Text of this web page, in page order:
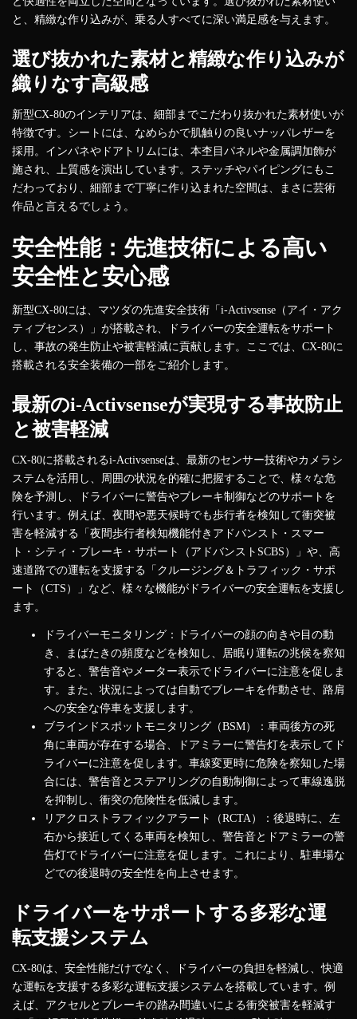
と、精緻な作り込みが、乗る人すべてに深い満足感を与えます。
選び抜かれた素材と精緻な作り込みが
織りなす高級感
新型CX-80のインテリアは、細部までこだわり抜かれた素材使いが
特徴です。シートには、なめらかで肌触りの良いナッパレザーを
採用。インパネやドアトリムには、本杢目パネルや金属調加飾が
施され、上質感を演出しています。ステッチやパイピングにもこ
だわっており、細部まで丁寧に作り込まれた空間は、まさに芸術
作品と言えるでしょう。
安全性能：先進技術による高い
安全性と安心感
新型CX-80には、マツダの先進安全技術「i-Activsense（アイ・アク
ティブセンス）」が搭載され、ドライバーの安全運転をサポート
し、事故の発生防止や被害軽減に貢献します。ここでは、CX-80に
搭載される安全装備の一部をご紹介します。
最新のi-Activsenseが実現する事故防止
と被害軽減
CX-80に搭載されるi-Activsenseは、最新のセンサー技術やカメラシ
ステムを活用し、周囲の状況を的確に把握することで、様々な危
険を予測し、ドライバーに警告やブレーキ制御などのサポートを
行います。例えば、夜間や悪天候時でも歩行者を検知して衝突被
害を軽減する「夜間歩行者検知機能付きアドバンスト・スマー
ト・シティ・ブレーキ・サポート（アドバンストSCBS）」や、高
速道路での運転を支援する「クルージング＆トラフィック・サポ
ート（CTS）」など、様々な機能がドライバーの安全運転を支援し
ます。
ドライバーモニタリング：ドライバーの顔の向きや目の動
き、まばたきの頻度などを検知し、居眠り運転の兆候を察知
すると、警告音やメーター表示でドライバーに注意を促しま
す。また、状況によっては自動でブレーキを作動させ、路肩
への安全な停車を支援します。
ブラインドスポットモニタリング（BSM）：車両後方の死
角に車両が存在する場合、ドアミラーに警告灯を表示してド
ライバーに注意を促します。車線変更時に危険を察知した場
合には、警告音とステアリングの自動制御によって車線逸脱
を抑制し、衝突の危険性を低減します。
リアクロストラフィックアラート（RCTA）：後退時に、左
右から接近してくる車両を検知し、警告音とドアミラーの警
告灯でドライバーに注意を促します。これにより、駐車場な
どでの後退時の安全性を向上させます。
ドライバーをサポートする多彩な運
転支援システム
CX-80は、安全性能だけでなく、ドライバーの負担を軽減し、快適
な運転を支援する多彩な運転支援システムを搭載しています。例
えば、アクセルとブレーキの踏み間違いによる衝突被害を軽減す